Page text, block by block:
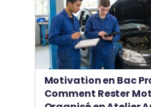
Motivation en Bac
Comment Rester